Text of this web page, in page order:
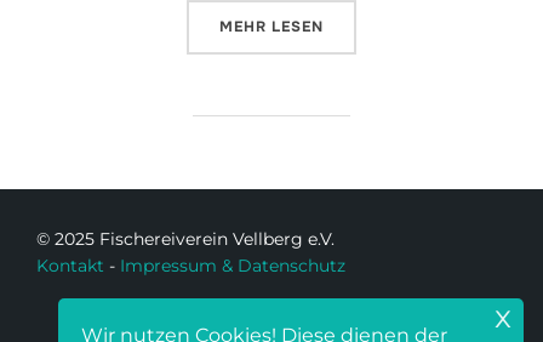
MEHR LESEN
© 2025 Fischereiverein Vellberg e.V.
Kontakt - Impressum & Datenschutz
Wir nutzen Cookies! Diese dienen der
x